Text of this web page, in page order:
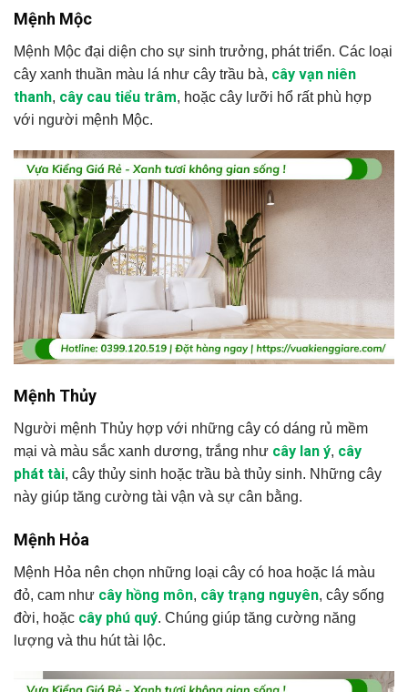
Mệnh Mộc
Mệnh Mộc đại diện cho sự sinh trưởng, phát triển. Các loại
cây xanh thuần màu lá như cây trầu bà, cây vạn niên
thanh, cây cau tiểu trâm, hoặc cây lưỡi hổ rất phù hợp
với người mệnh Mộc.
Mệnh Thủy
Người mệnh Thủy hợp với những cây có dáng rủ mềm
mại và màu sắc xanh dương, trắng như cây lan ý, cây
phát tài, cây thủy sinh hoặc trầu bà thủy sinh. Những cây
này giúp tăng cường tài vận và sự cân bằng.
Mệnh Hỏa
Mệnh Hỏa nên chọn những loại cây có hoa hoặc lá màu
đỏ, cam như cây hồng môn, cây trạng nguyên, cây sống
đời, hoặc cây phú quý. Chúng giúp tăng cường năng
lượng và thu hút tài lộc.